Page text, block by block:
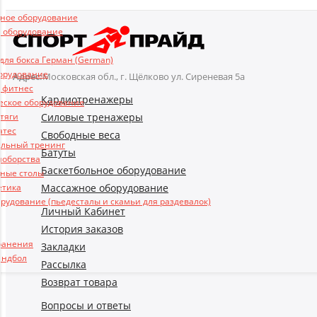
оборудование
бокса Герман (German)
фитнес
оборудование
тренинг
столы
(пьедесталы и скамьи для раздевалок)
Адрес:Московская обл., г. Щёлково ул. Сиреневая 5а
Кардиотренажеры
Силовые тренажеры
Свободные веса
Батуты
Баскетбольное оборудование
Массажное оборудование
Личный Кабинет
История заказов
Закладки
Рассылка
Возврат товара
Вопросы и ответы